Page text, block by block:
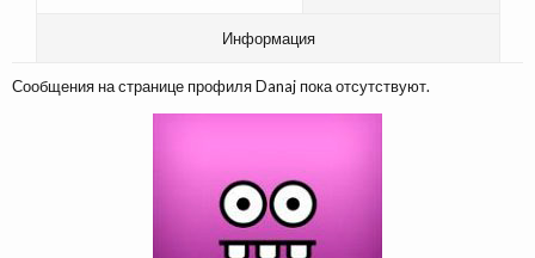
Информация
Сообщения на странице профиля Danaj пока отсутствуют.